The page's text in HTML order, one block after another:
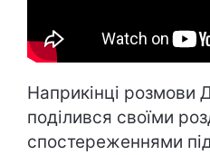
Наприкінці розмови
поділився своїми
спостереженнями